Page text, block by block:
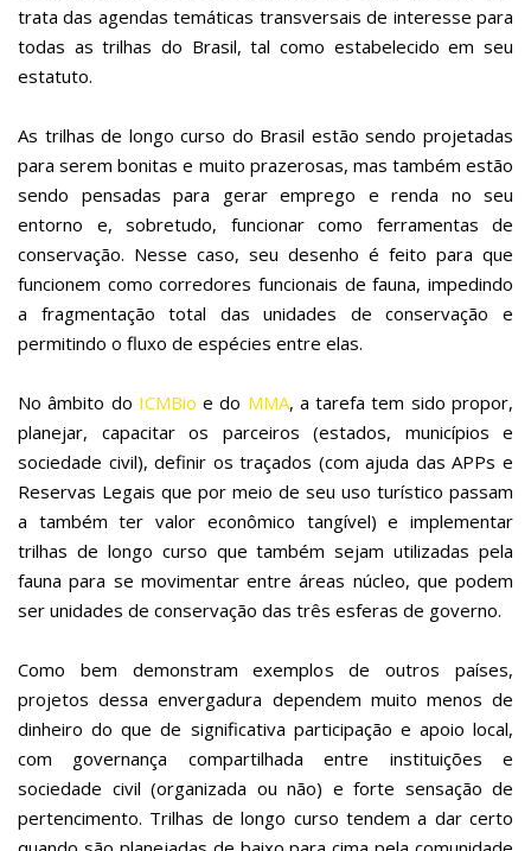
trata das agendas temáticas transversais de interesse para
todas as trilhas do Brasil, tal como estabelecido em seu
estatuto.
As trilhas de longo curso do Brasil estão sendo projetadas
para serem bonitas e muito prazerosas, mas também estão
sendo pensadas para gerar emprego e renda no seu
entorno e, sobretudo, funcionar como ferramentas de
conservação. Nesse caso, seu desenho é feito para que
funcionem como corredores funcionais de fauna, impedindo
a fragmentação total das unidades de conservação e
permitindo o fluxo de espécies entre elas.
No âmbito do ICMBio e do MMA, a tarefa tem sido propor,
planejar, capacitar os parceiros (estados, municípios e
sociedade civil), definir os traçados (com ajuda das APPs e
Reservas Legais que por meio de seu uso turístico passam
a também ter valor econômico tangível) e implementar
trilhas de longo curso que também sejam utilizadas pela
fauna para se movimentar entre áreas núcleo, que podem
ser unidades de conservação das três esferas de governo.
Como bem demonstram exemplos de outros países,
projetos dessa envergadura dependem muito menos de
dinheiro do que de significativa participação e apoio local,
com governança compartilhada entre instituições e
sociedade civil (organizada ou não) e forte sensação de
pertencimento. Trilhas de longo curso tendem a dar certo